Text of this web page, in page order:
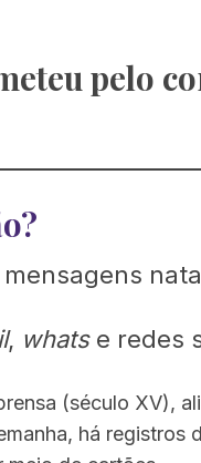
pelo
, whatse redes
(século XV),
há registros